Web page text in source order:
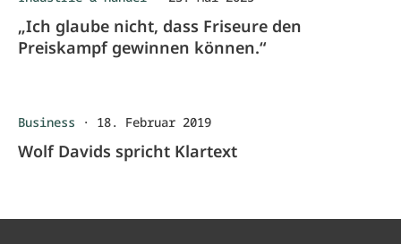
„Ich glaube nicht, dass Friseure den
Preiskampf gewinnen können.“
Business · 18. Februar 2019
Wolf Davids spricht Klartext